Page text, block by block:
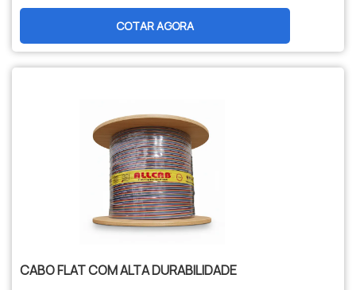
condutores paralelos e isolação PVC
termorresistente (105°C). Ideal para
aplicações gerais em painéis, automação e
sistemas que exigem eficiência e
COTAR AGORA
CABO FLAT COM ALTA DURABILIDADE